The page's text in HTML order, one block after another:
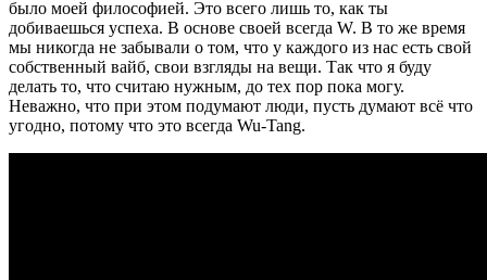
было моей философией. Это всего лишь то, как ты
добиваешься успеха. В основе своей всегда W. В то же время
мы никогда не забывали о том, что у каждого из нас есть свой
собственный вайб, свои взгляды на вещи. Так что я буду
делать то, что считаю нужным, до тех пор пока могу.
Неважно, что при этом подумают люди, пусть думают всё что
угодно, потому что это всегда Wu-Tang.